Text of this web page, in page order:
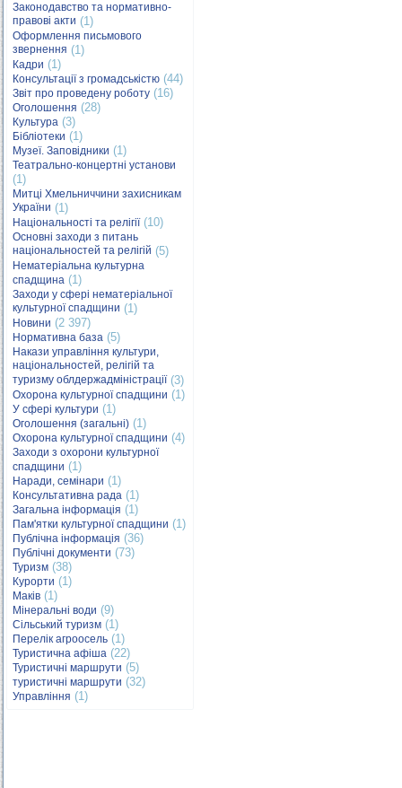
Законодавство та нормативно-
правові акти (1)
Оформлення письмового
звернення (1)
Кадри (1)
Консультації з громадськістю (44)
Звіт про проведену роботу (16)
Оголошення (28)
Культура (3)
Бібліотеки (1)
Музеї. Заповідники (1)
Театрально-концертні установи
(1)
Митці Хмельниччини захисникам
України (1)
Національності та релігії(10)
Основні заходи з питань
національностей та релігій (5)
Нематеріальна культурна
спадщина (1)
Заходи у сфері нематеріальної
культурної спадщини (1)
Новини (2 397)
Нормативна база (5)
Накази управління культури,
національностей, релігій та
туризму облдержадміністрації(3)
Охорона культурної спадщини (1)
У сфері культури (1)
Оголошення (загальні) (1)
Охорона культурної спадщини (4)
Заходи з охорони культурної
спадщини (1)
Наради, семінари (1)
Консультативна рада (1)
Загальна інформація (1)
Пам'ятки культурної спадщини (1)
Публічна інформація (36)
Публічні документи (73)
Туризм (38)
Курорти (1)
Маків (1)
Мінеральні води (9)
Сільський туризм (1)
Перелік агроосель (1)
Туристична афіша (22)
Туристичні маршрути (5)
туристичні маршрути (32)
Управління (1)